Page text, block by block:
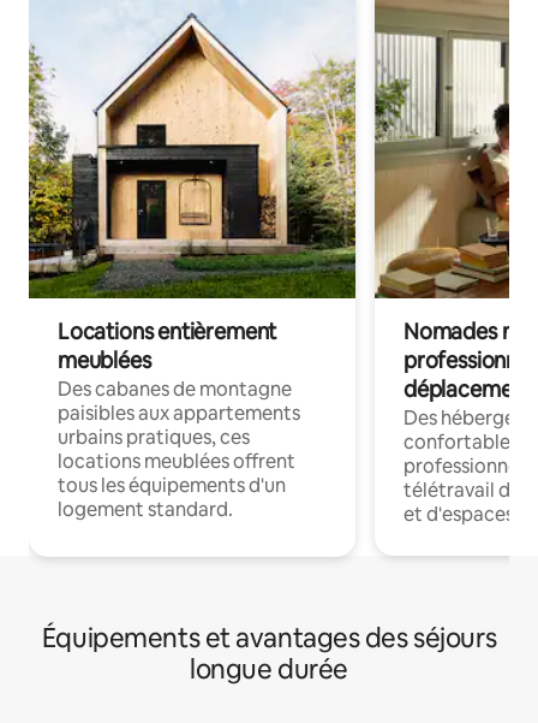
Locations entièrement
meublées
Des cabanes de montagne
paisibles aux appartements
urbains pratiques, ces
locations meublées offrent
tous les équipements d'un
logement standard.
Nomades
déplacement
Des
confortables
professionnels
télétravail
et d'espaces
Équipements et avantages des séjours
longue durée